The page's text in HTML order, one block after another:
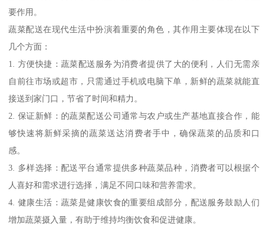
要作用。
蔬菜配送在现代生活中扮演着重要的角色，其作用主要体现在以下
几个方面：
1. 方便快捷：蔬菜配送服务为消费者提供了大的便利，人们无需亲
自前往市场或超市，只需通过手机或电脑下单，新鲜的蔬菜就能直
接送到家门口，节省了时间和精力。
2. 保证新鲜：的蔬菜配送公司通常与农户或生产基地直接合作，能
够快速将新鲜采摘的蔬菜送达消费者手中，确保蔬菜的品质和口
感。
3. 多样选择：配送平台通常提供多种蔬菜品种，消费者可以根据个
人喜好和需求进行选择，满足不同口味和营养需求。
4. 健康生活：蔬菜是健康饮食的重要组成部分，配送服务鼓励人们
增加蔬菜摄入量，有助于维持均衡饮食和促进健康。